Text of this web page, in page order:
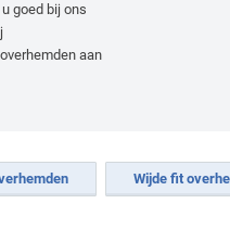
goed bij ons
aan
Wijde fit